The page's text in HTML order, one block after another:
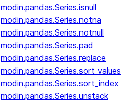
modin.pandas.Series.isnull
modin.pandas.Series.notna
modin.pandas.Series.notnull
modin.pandas.Series.pad
modin.pandas.Series.replace
modin.pandas.Series.sort_values
modin.pandas.Series.sort_index
modin.pandas.Series.unstack